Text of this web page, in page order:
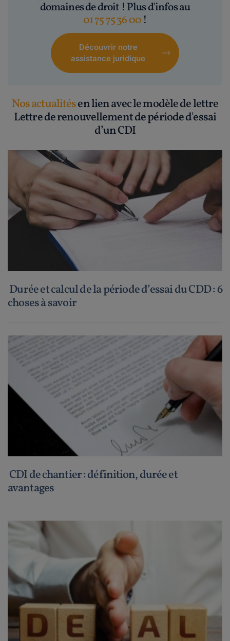
domaines de droit ! Plus d'infos au
01 75 75 36 00 !
Découvrir notre
assistance juridique
Nos actualitésen lien avec le modèle de lettre
Lettre de renouvellement de période d'essai
d’un CDI
Durée et calcul de la période d’essai du CDD : 6
choses à savoir
CDI de chantier : définition, durée et
avantages